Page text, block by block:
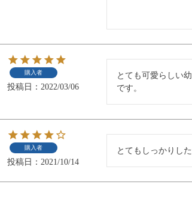
購入者
投稿日 2022/03/06
とても可愛らしい
です。
購入者
投稿日 2021/10/14
とてもしっかりし